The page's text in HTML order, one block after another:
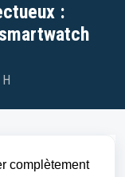
:
complètement